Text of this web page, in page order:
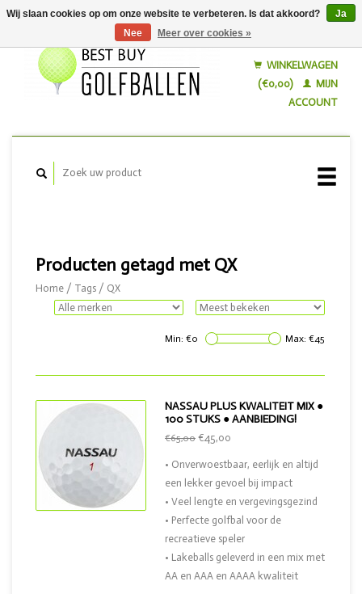
WINKELWAGEN
(€0,00)
MIJN
ACCOUNT
Producten getagd met QX
Home / Tags / QX
Min: €0 Max: €45
NASSAU PLUS KWALITEIT MIX ●
100 STUKS ● AANBIEDING!
€65,00 €45,00
• Onverwoestbaar, eerlijk en altijd
een lekker gevoel bij impact
• Veel lengte en vergevingsgezind
• Perfecte golfbal voor de
recreatieve speler
• Lakeballs geleverd in een mix met
AA en AAA en AAAA kwaliteit
Wij slaan cookies op om onze website te verbeteren. Is dat akkoord?
Ja
Nee
Meer over cookies »